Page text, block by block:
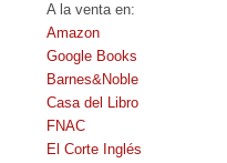
A la venta en:
Amazon
Google Books
Barnes&Noble
Casa del Libro
FNAC
El Corte Inglés